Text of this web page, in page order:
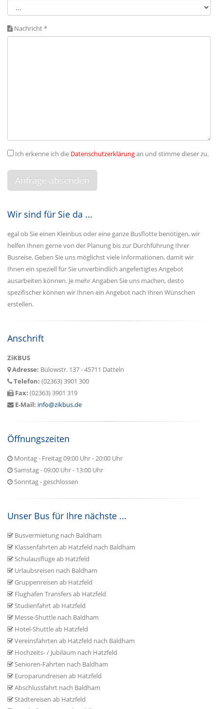
Nachricht *
Ich erkenne ich die Datenschutzerklärungan und stimme dieser zu.
Wir sind für Sie da ...
egal ob Sie einen Kleinbus oder eine ganze Busflotte benötigen, wir
helfen Ihnen gerne von der Planung bis zur Durchführung Ihrer
Busreise. Geben Sie uns möglichst viele Informationen, damit wir
Ihnen ein speziell für Sie unverbindlich angefertigtes Angebot
ausarbeiten können. Je mehr Angaben Sie uns machen, desto
spezifischer können wir Ihnen ein Angebot nach Ihren Wünschen
erstellen.
Anschrift
ZiKBUS
Adresse: Bülowstr. 137 - 45711 Datteln
Telefon: (02363) 3901 300
Fax: (02363) 3901 319
E-Mail: info@zikbus.de
Öffnungszeiten
Montag - Freitag 09:00 Uhr - 20:00 Uhr
Samstag - 09:00 Uhr - 13:00 Uhr
Sonntag - geschlossen
Unser Bus für Ihre nächste ...
Busvermietung nach Baldham
Klassenfahrten ab Hatzfeld nach Baldham
Schulausflüge ab Hatzfeld
Urlaubsreisen nach Baldham
Gruppenreisen ab Hatzfeld
Flughafen Transfers ab Hatzfeld
Studienfahrt ab Hatzfeld
Messe-Shuttle nach Baldham
Hotel-Shuttle ab Hatzfeld
Vereinsfahrten ab Hatzfeld nach Baldham
Hochzeits- / Jubiläum nach Hatzfeld
Senioren-Fahrten nach Baldham
Europarundreisen ab Hatzfeld
Abschlussfahrt nach Baldham
Städtereisen ab Hatzfeld